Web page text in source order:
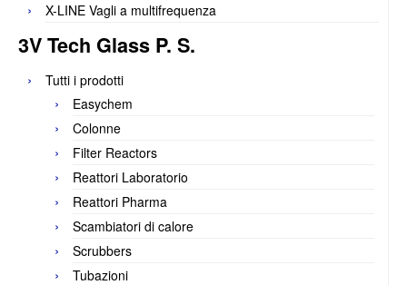
X-LINE Vagli a multifrequenza
3V Tech Glass P. S.
Tutti i prodotti
Easychem
Colonne
Filter Reactors
Reattori Laboratorio
Reattori Pharma
Scambiatori di calore
Scrubbers
Tubazioni